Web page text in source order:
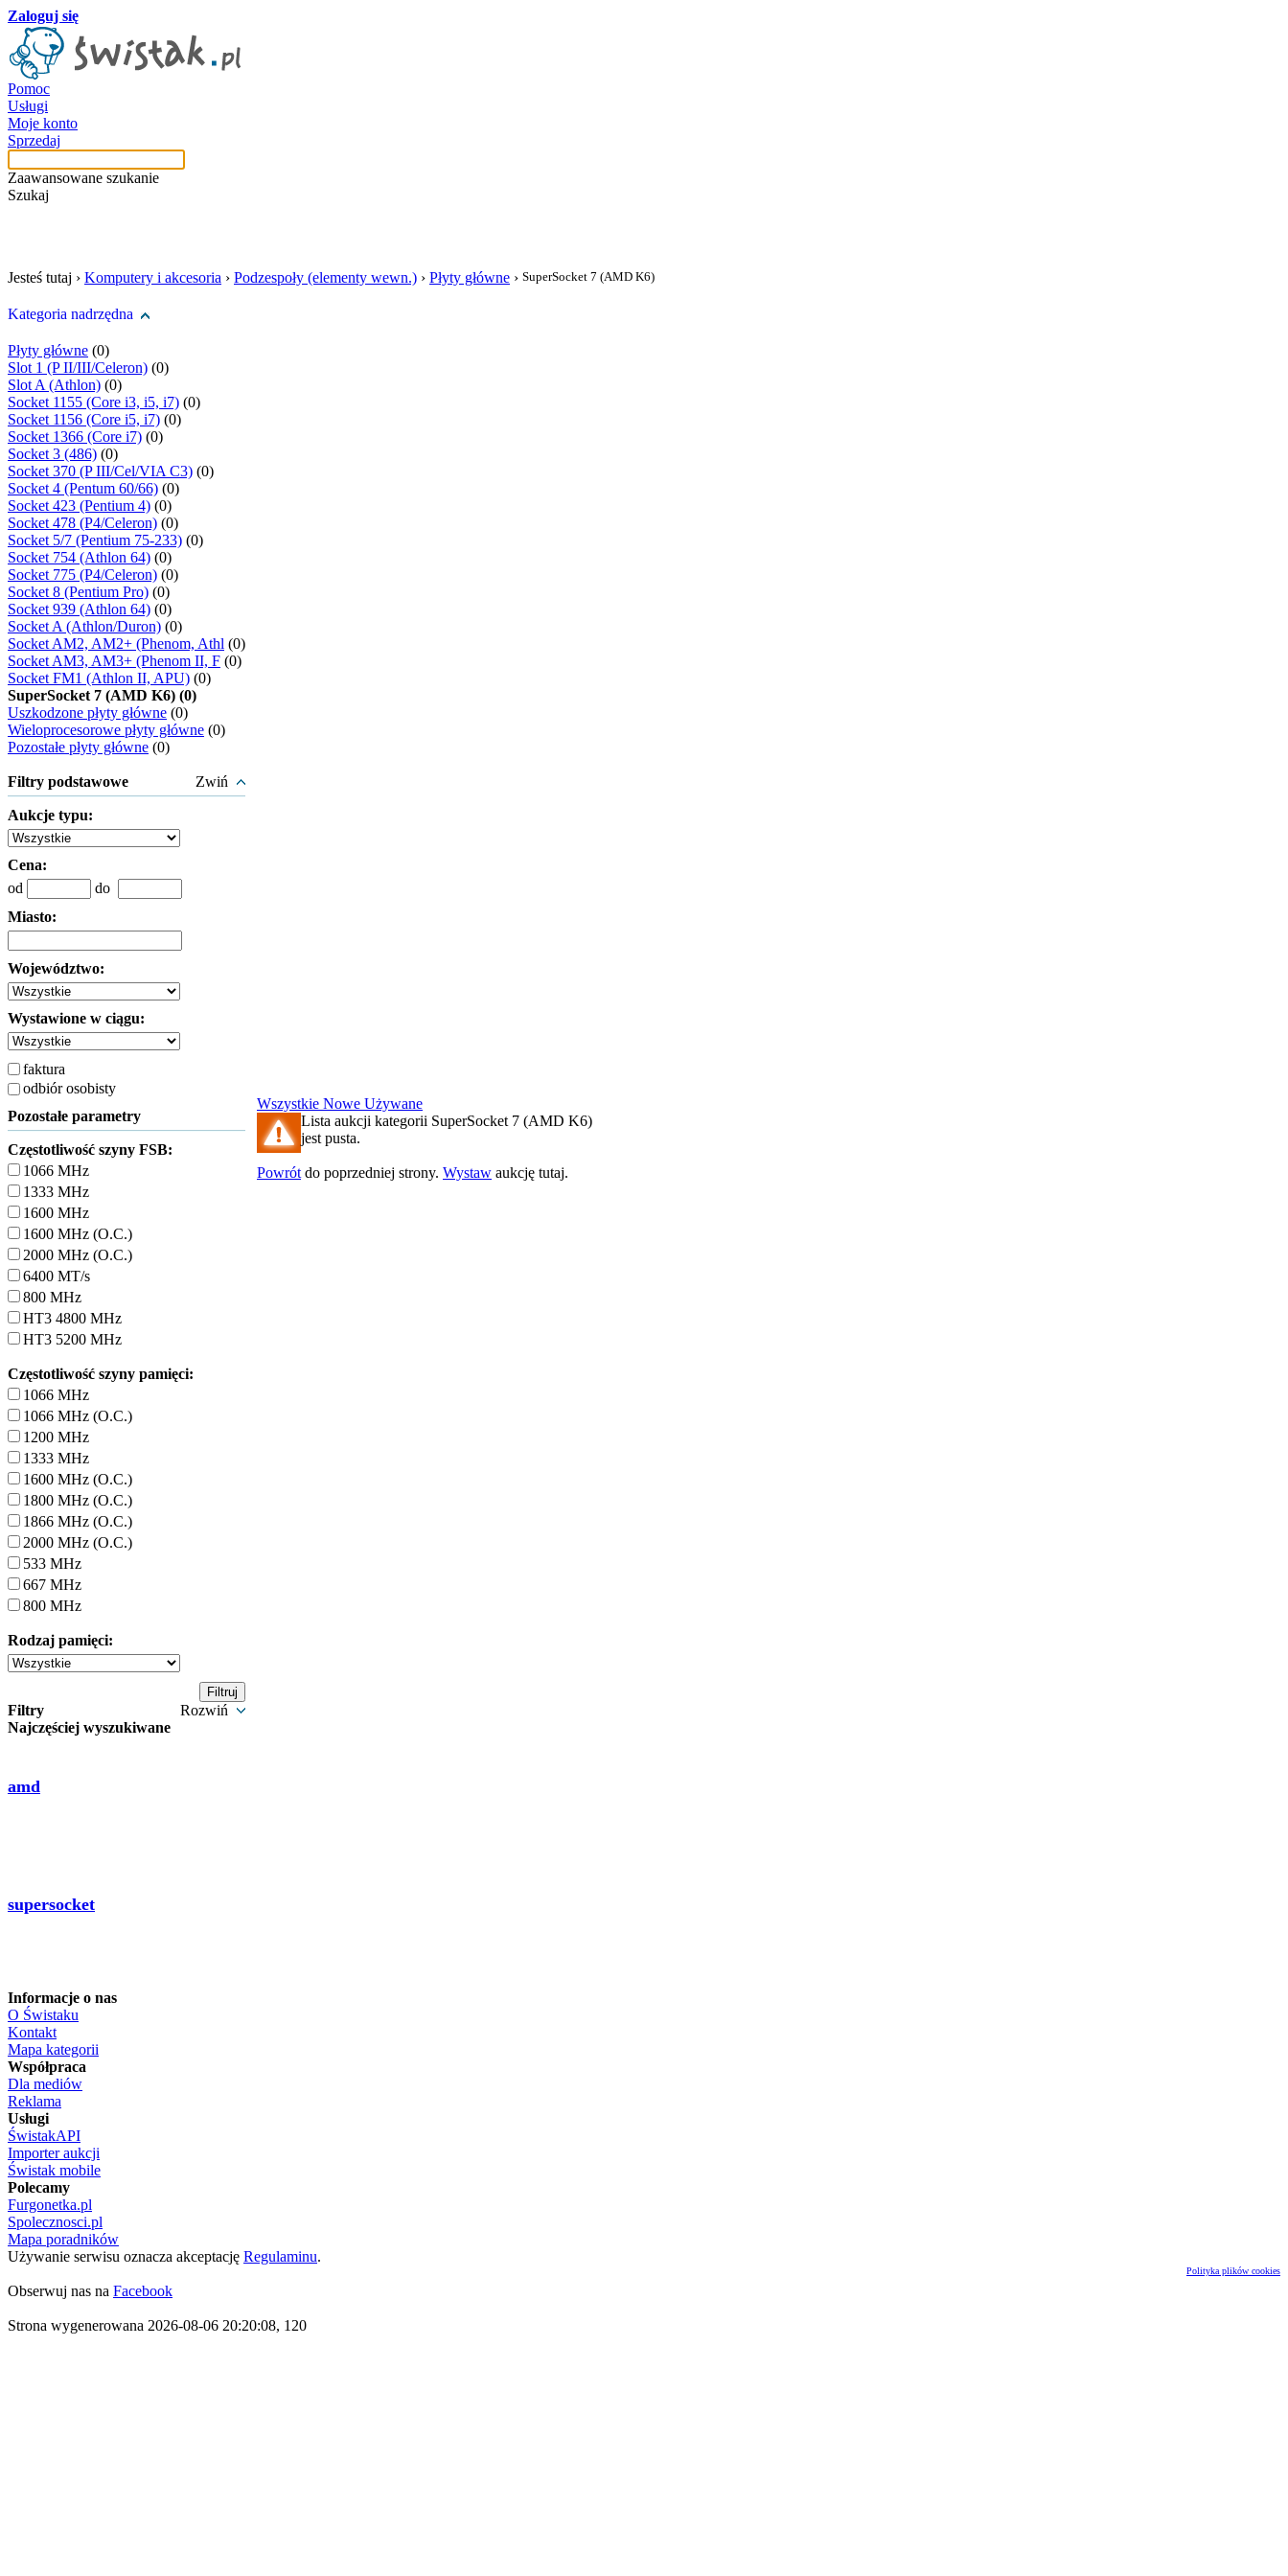
Zaloguj się
Pomoc
Usługi
Moje konto
Sprzedaj
Zaawansowane szukanie
Szukaj
Jesteś tutaj › Komputery i akcesoria › Podzespoły (elementy wewn.) › Płyty główne › SuperSocket 7 (AMD K6)
Kategoria nadrzędna
Płyty główne (0)
Slot 1 (P II/III/Celeron) (0)
Slot A (Athlon) (0)
Socket 1155 (Core i3, i5, i7) (0)
Socket 1156 (Core i5, i7) (0)
Socket 1366 (Core i7) (0)
Socket 3 (486) (0)
Socket 370 (P III/Cel/VIA C3) (0)
Socket 4 (Pentum 60/66) (0)
Socket 423 (Pentium 4) (0)
Socket 478 (P4/Celeron) (0)
Socket 5/7 (Pentium 75-233) (0)
Socket 754 (Athlon 64) (0)
Socket 775 (P4/Celeron) (0)
Socket 8 (Pentium Pro) (0)
Socket 939 (Athlon 64) (0)
Socket A (Athlon/Duron) (0)
Socket AM2, AM2+ (Phenom, Athl (0)
Socket AM3, AM3+ (Phenom II, F (0)
Socket FM1 (Athlon II, APU) (0)
SuperSocket 7 (AMD K6) (0)
Uszkodzone płyty główne (0)
Wieloprocesorowe płyty główne (0)
Pozostałe płyty główne (0)
Filtry podstawowe Zwiń
Aukcje typu:
Cena:
od
do
Miasto:
Województwo:
Wystawione w ciągu:
faktura
odbiór osobisty
Pozostałe parametry
Częstotliwość szyny FSB:
1066 MHz
1333 MHz
1600 MHz
1600 MHz (O.C.)
2000 MHz (O.C.)
6400 MT/s
800 MHz
HT3 4800 MHz
HT3 5200 MHz
Częstotliwość szyny pamięci:
1066 MHz
1066 MHz (O.C.)
1200 MHz
1333 MHz
1600 MHz (O.C.)
1800 MHz (O.C.)
1866 MHz (O.C.)
2000 MHz (O.C.)
533 MHz
667 MHz
800 MHz
Rodzaj pamięci:
Filtry
Rozwiń
Najczęściej wyszukiwane
amd
supersocket
Wszystkie Nowe Używane
Lista aukcji kategorii SuperSocket 7 (AMD K6)
jest pusta.
Powrót do poprzedniej strony. Wystaw aukcję tutaj.
Informacje o nas
O Świstaku
Kontakt
Mapa kategorii
Współpraca
Dla mediów
Reklama
Usługi
ŚwistakAPI
Importer aukcji
Świstak mobile
Polecamy
Furgonetka.pl
Spolecznosci.pl
Mapa poradników
Używanie serwisu oznacza akceptację Regulaminu.
Polityka plików cookies
Obserwuj nas na Facebook
Strona wygenerowana 2026-08-06 20:20:08, 120